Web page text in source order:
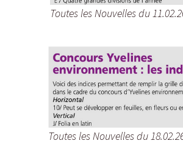
Toutes les Nouvelles du
Toutes les Nouvelles du